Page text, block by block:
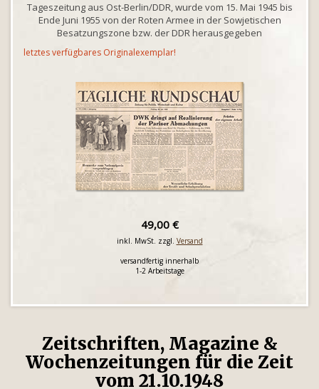
Tageszeitung aus Ost-Berlin/DDR, wurde vom 15. Mai 1945 bis
Ende Juni 1955 von der Roten Armee in der Sowjetischen
Besatzungszone bzw. der DDR herausgegeben
letztes verfügbares Originalexemplar!
49,00 €
inkl. MwSt. zzgl. Versand
versandfertig innerhalb
1-2 Arbeitstage
Zeitschriften, Magazine &
Wochenzeitungen für die Zeit
vom 21.10.1948